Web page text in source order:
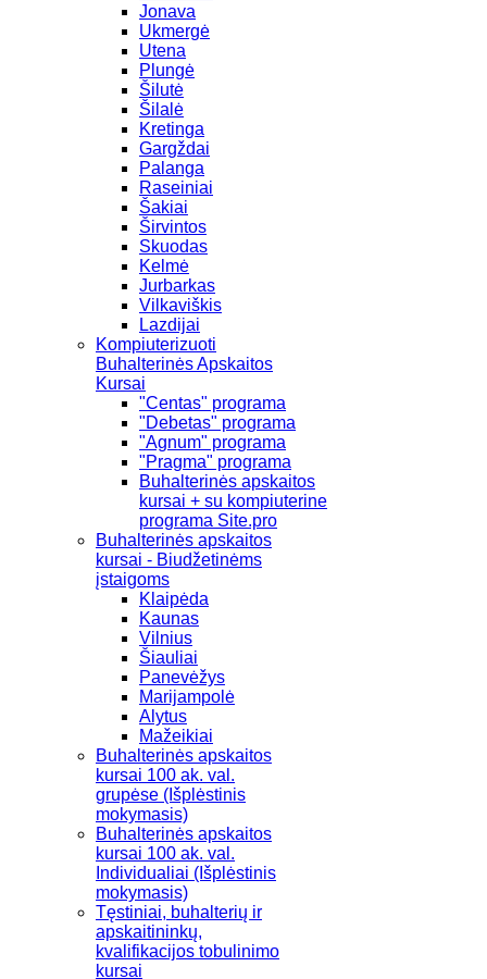
Jonava
Ukmergė
Utena
Plungė
Šilutė
Šilalė
Kretinga
Gargždai
Palanga
Raseiniai
Šakiai
Širvintos
Skuodas
Kelmė
Jurbarkas
Vilkaviškis
Lazdijai
Kompiuterizuoti
Buhalterinės Apskaitos
Kursai
"Centas" programa
"Debetas" programa
"Agnum" programa
"Pragma" programa
Buhalterinės apskaitos
kursai + su kompiuterine
programa Site.pro
Buhalterinės apskaitos
kursai - Biudžetinėms
įstaigoms
Klaipėda
Kaunas
Vilnius
Šiauliai
Panevėžys
Marijampolė
Alytus
Mažeikiai
Buhalterinės apskaitos
kursai 100 ak. val.
grupėse (Išplėstinis
mokymasis)
Buhalterinės apskaitos
kursai 100 ak. val.
Individualiai (Išplėstinis
mokymasis)
Tęstiniai, buhalterių ir
apskaitininkų,
kvalifikacijos tobulinimo
kursai